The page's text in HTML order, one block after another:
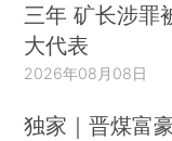
三年 矿长涉罪
大代表
2026年08月08日
独家｜晋煤富